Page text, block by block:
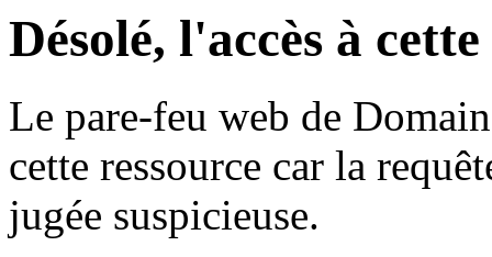
Désolé, l'accès à
Le pare-feu web de
cette ressource car la
jugée suspicieuse.